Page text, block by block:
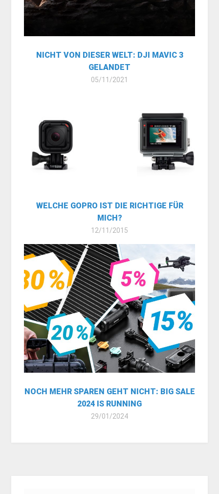
NICHT VON DIESER WELT: DJI MAVIC 3
GELANDET
05/11/2021
WELCHE GOPRO IST DIE RICHTIGE FÜR
MICH?
12/11/2015
NOCH MEHR SPAREN GEHT NICHT: BIG SALE
2024 IS RUNNING
29/01/2024